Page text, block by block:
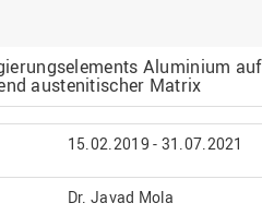
Aluminium
austenitischer Matrix
15.02.2019 - 31.07.2021
Dr. Javad Mola